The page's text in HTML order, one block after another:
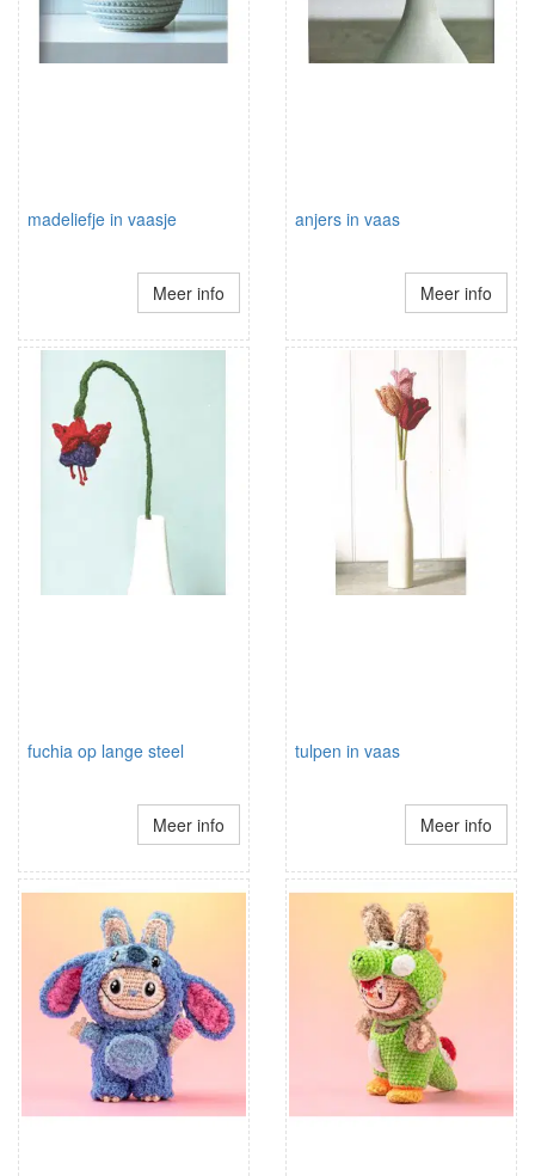
madeliefje in vaasje
Meer info
anjers in vaas
Meer info
fuchia op lange steel
Meer info
tulpen in vaas
Meer info